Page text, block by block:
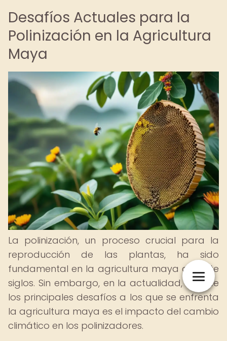
Desafíos Actuales para la
Polinización en la Agricultura
Maya
La polinización, un proceso crucial para la
reproducción de las plantas, ha sido
fundamental en la agricultura maya durante
siglos. Sin embargo, en la actualidad, uno de
los principales desafíos a los que se enfrenta
la agricultura maya es el impacto del cambio
climático en los polinizadores.